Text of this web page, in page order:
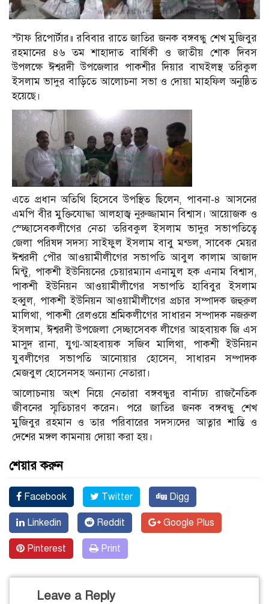
স্টাফ রিপোর্টার॥ রবিবার রাতে জাতির জনক বঙ্গবন্ধু শেখ মুজিবুর
রহমানের ৪৬ তম শাহাদাত বার্ষিকী ও জাতীয় শোক দিবস
উপলক্ষে ঈশ্বরদী উপজেলার পাকশীর দিয়ার বাঘইলস্থ তরিকুল
ইসলাম ভাদুর বাড়িতে আলোচনা সভা ও দোয়া মাহফিল অনুষ্ঠিত
হয়েছে।
এতে প্রধান অতিথি হিসেবে উপস্থিত ছিলেন, পাবনা-৪ আসনের
এমপি বীর মুক্তিযোদ্ধা আলহাজ্ব নুরুজ্জামান বিশ্বাস। আয়োজক ও
স্চ্ছোসেবকলীগের নেতা তরিবকুল ইসলাম ভাদুর সভাপতিত্বে
জেলা পরিষদ সদস্য সাইফুল ইসলাম বাবু মন্ডল, সাবেক মেয়র
ঈশ্বরদী পৌর আওয়ামীলীগের সভাপতি আবুল কালাম আজাদ
মিন্টু, পাকশী ইউনিয়নের চেয়ারম্যান এনামুল হক এনাম বিশ্বাস,
পাকশী ইউনিয়ন আওয়ামীলীগের সভাপতি হাবিবুর ইসলাম
হব্বুল, পাকশী ইউনিয়ন আওয়ামীলীগের প্রচার সম্পাদক জহুরুল
মালিথা, পাকশী রেলওয়ে শ্রমিকলীগের সাধারন সম্পাদক নজরুল
ইসলাম, ঈশ্বরদী উপজেলা সেচ্ছাসেবক লীগের আহবায়ক জি এস
মাসুদ রানা, যুগ্ম-আহবায়ক সজিব মালিথা, পাকশী ইউনিয়ন
যুবলীগের সভাপতি আনোয়ার হোসেন, সাধারন সম্পাদক
মেজবুল হোসেনসহ অন্যান্য নেতারা।
আলোচনায় অংশ নিয়ে নেতারা বঙ্গবন্ধুর বার্নাঢ্য রাজনৈতিক
জীবনের স্মৃতিচারণ করেন। পরে জাতির জনক বঙ্গবন্ধু শেখ
মুজিবুর রহমান ও তার পরিবারের সদস্যদের আত্নার শান্তি ও
দেশের মঙ্গল কামনায় দোয়া করা হয়।
শেয়ার করুন
Facebook Twitter Digg
Linkedin Reddit Google Plus
Pinterest Print
Leave a Reply